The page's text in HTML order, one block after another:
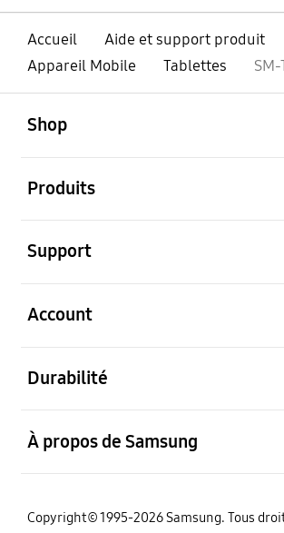
Accueil
Aide et support produit
Appareil Mobile
Tablettes SM-
Shop
Produits
Support
Account
Durabilité
À propos de Samsung
Copyright© 1995-2026 Samsung. Tous